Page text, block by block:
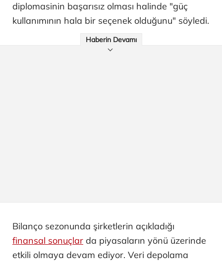
diplomasinin başarısız olması halinde "güç
kullanımının hala bir seçenek olduğunu" söyledi.
Haberin Devamı
Bilanço sezonunda şirketlerin açıkladığı
finansal sonuçlar da piyasaların yönü üzerinde
etkili olmaya devam ediyor. Veri depolama